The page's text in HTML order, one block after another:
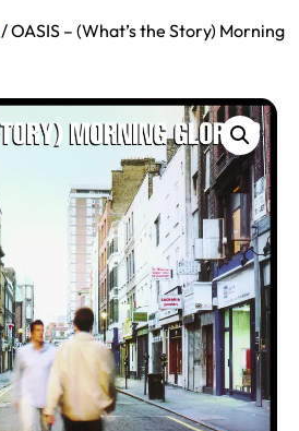
/ OASIS – (What’s the Story) Morning